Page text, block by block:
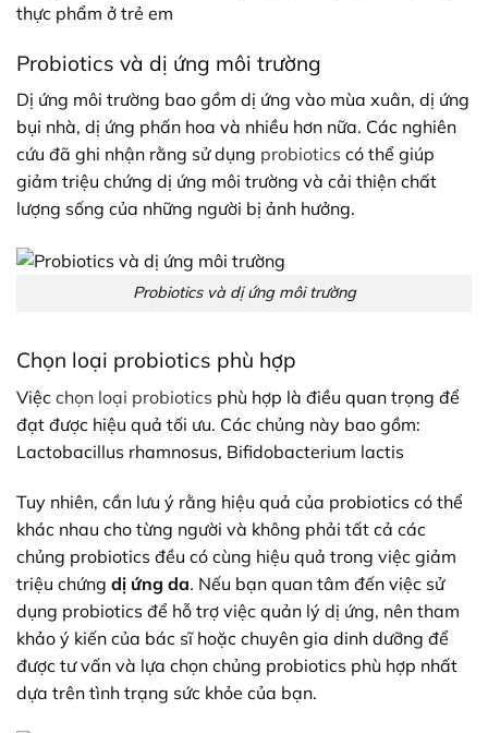
thực phẩm ở trẻ em
Probiotics và dị ứng môi trường
Dị ứng môi trường bao gồm dị ứng vào mùa xuân, dị ứng
bụi nhà, dị ứng phấn hoa và nhiều hơn nữa. Các nghiên
cứu đã ghi nhận rằng sử dụng probiotics có thể giúp
giảm triệu chứng dị ứng môi trường và cải thiện chất
lượng sống của những người bị ảnh hưởng.
Probiotics và dị ứng môi trường
Chọn loại probiotics phù hợp
Việc chọn loại probiotics phù hợp là điều quan trọng để
đạt được hiệu quả tối ưu. Các chủng này bao gồm:
Lactobacillus rhamnosus, Bifidobacterium lactis
Tuy nhiên, cần lưu ý rằng hiệu quả của probiotics có thể
khác nhau cho từng người và không phải tất cả các
chủng probiotics đều có cùng hiệu quả trong việc giảm
triệu chứng dị ứng da. Nếu bạn quan tâm đến việc sử
dụng probiotics để hỗ trợ việc quản lý dị ứng, nên tham
khảo ý kiến của bác sĩ hoặc chuyên gia dinh dưỡng để
được tư vấn và lựa chọn chủng probiotics phù hợp nhất
dựa trên tình trạng sức khỏe của bạn.